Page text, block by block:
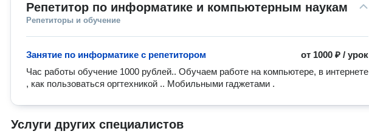
Репетитор по информатике и компьютерным наукам
Репетиторы и обучение
от 1000 ₽ /урок
Занятие по информатике с репетитором
Час работы обучение 1000 рублей.. Обучаем работе на компьютере, в интернете
, как пользоваться оргтехникой .. Мобильными гаджетами .
Услуги других специалистов